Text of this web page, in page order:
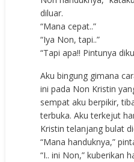
diluar.
“Mana cepat..”
“Iya Non, tapi..”
“Tapi apa!! Pintunya
Aku bingung gimana
ini pada Non Kristin
sempat aku berpikir,
terbuka. Aku terkejut
Kristin telanjang bulat
“Mana handuknya,”
“I.. ini Non,” kuberikan